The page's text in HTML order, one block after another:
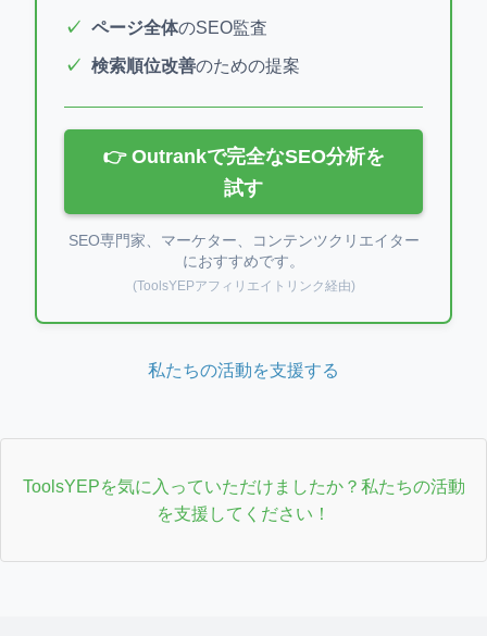
ページ全体のSEO監査
検索順位改善のための提案
👉 Outrankで完全なSEO分析を
試す
SEO専門家、マーケター、コンテンツクリエイター
におすすめです。
(ToolsYEPアフィリエイトリンク経由)
私たちの活動を支援する
ToolsYEPを気に入っていただけましたか？私たちの活動
を支援してください！